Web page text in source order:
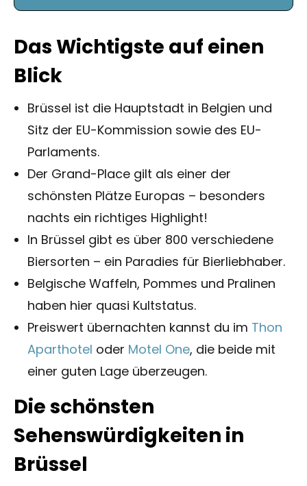
Das Wichtigste auf einen
Blick
Brüssel ist die Hauptstadt in Belgien und
Sitz der EU-Kommission sowie des EU-
Parlaments.
Der Grand-Place gilt als einer der
schönsten Plätze Europas – besonders
nachts ein richtiges Highlight!
In Brüssel gibt es über 800 verschiedene
Biersorten – ein Paradies für Bierliebhaber.
Belgische Waffeln, Pommes und Pralinen
haben hier quasi Kultstatus.
Preiswert übernachten kannst du im Thon
Aparthotel oder Motel One, die beide mit
einer guten Lage überzeugen.
Die schönsten
Sehenswürdigkeiten in
Brüssel